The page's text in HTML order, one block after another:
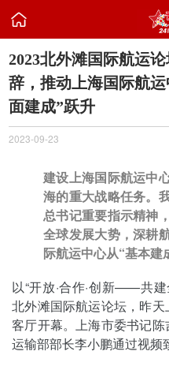

2023北外滩国际航运
辞，推动上海国际航
面建成”跃升
2023-09-23
建设上海国际航运中
海的重大战略任务。
总书记重要指示精神
全球发展大势，深耕
际航运中心从“基本建
以“开放·合作·创新——共
北外滩国际航运论坛，昨
客厅开幕。上海市委书记
运输部部长李小鹏通过视频